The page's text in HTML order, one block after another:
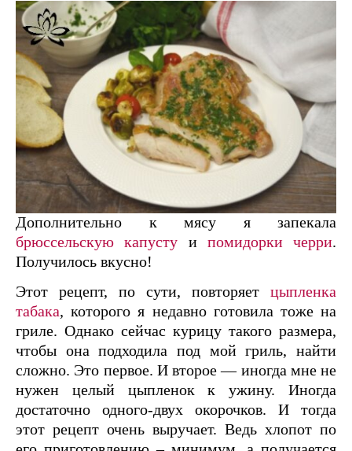
Дополнительно к мясу я запекала
брюссельскую капусту и помидорки черри.
Получилось вкусно!
Этот рецепт, по сути, повторяет цыпленка
табака, которого я недавно готовила тоже на
гриле. Однако сейчас курицу такого размера,
чтобы она подходила под мой гриль, найти
сложно. Это первое. И второе — иногда мне не
нужен целый цыпленок к ужину. Иногда
достаточно одного-двух окорочков. И тогда
этот рецепт очень выручает. Ведь хлопот по